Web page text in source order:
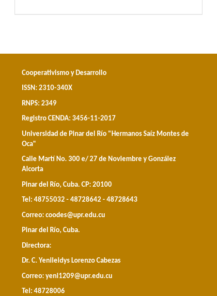
Cooperativismo y Desarrollo
ISSN: 2310-340X
RNPS: 2349
Registro CENDA: 3456-11-2017
Universidad de Pinar del Río "Hermanos Saíz Montes de
Oca"
Calle Martí No. 300 e/ 27 de Noviembre y González
Alcorta
Pinar del Río, Cuba. CP: 20100
Tel: 48755032 - 48728642 - 48728643
Correo: coodes@upr.edu.cu
Pinar del Río, Cuba.
Directora:
Dr. C. Yenileidys Lorenzo Cabezas
Correo: yeni1209@upr.edu.cu
Tel: 48728006